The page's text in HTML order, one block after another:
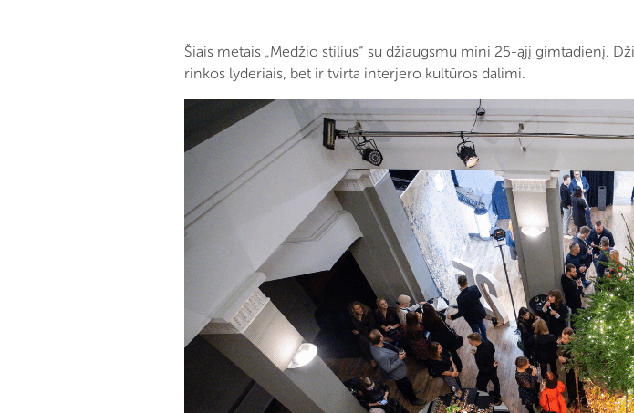
Šiais metais „Medžio stilius“ su džiaugsmu mini 25-ąjį gimtadienį.
rinkos lyderiais, bet ir tvirta interjero kultūros dalimi.